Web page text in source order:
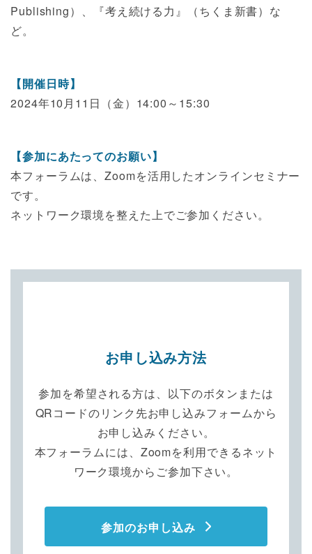
Publishing）、『考え続ける力』（ちくま新書）な
ど。
【開催日時】
2024年10月11日（金）14:00～15:30
【参加にあたってのお願い】
本フォーラムは、Zoomを活用したオンラインセミナー
です。
ネットワーク環境を整えた上でご参加ください。
お申し込み方法
参加を希望される方は、以下のボタンまたは
QRコードのリンク先お申し込みフォームから
お申し込みください。
本フォーラムには、Zoomを利用できるネット
ワーク環境からご参加下さい。
参加のお申し込み